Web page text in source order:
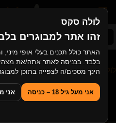
לולה סקס
זהו אתר למבוגרים
הינך מסכים/ה לצפייה בתוכן
אני מעל גיל 18 – כניסה אני
סקס ישראלי ציצי קטן
לולה סקס>שחקניות פורנו>רומי
רומי ריין - Romi Rain